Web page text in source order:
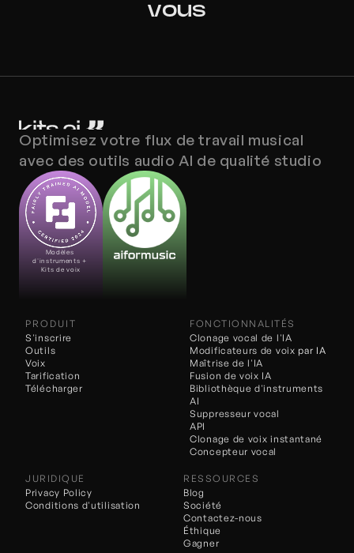
vous
Optimisez votre flux de travail musical
avec des outils audio AI de qualité studio
Modèles
d'instruments +
Kits de voix
PRODUIT
S'inscrire
Outils
Voix
Tarification
Télécharger
FONCTIONNALITÉS
Clonage vocal de l'IA
Fusion de voix IA
Modificateurs de voix par IA
Maîtrise de l'IA
Bibliothèque d'instruments
AI
Suppresseur vocal
API
Clonage de voix instantané
Concepteur vocal
JURIDIQUE
Privacy Policy
Conditions d'utilisation
RESSOURCES
Blog
Société
Contactez-nous
Éthique
Gagner